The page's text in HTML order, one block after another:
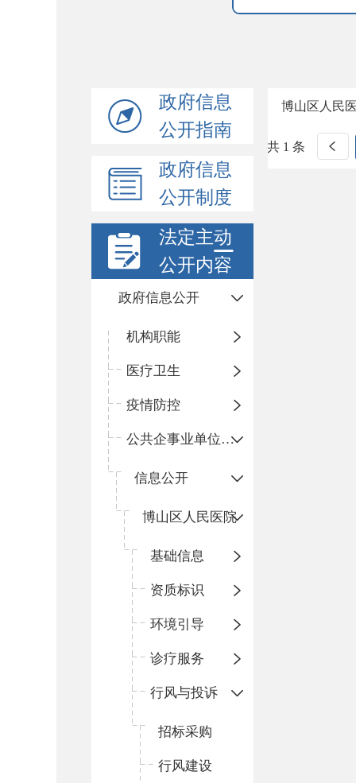
政府信息
公开指南
政府信息
公开制度
法定主动
公开内容
政府信息公开
机构职能
医疗卫生
疫情防控
公共企事业单位信息公开
信息公开
​博山区人民医院
基础信息
资质标识
环境引导
诊疗服务
行风与投诉
招标采购
行风建设
博山区人民
共 1 条